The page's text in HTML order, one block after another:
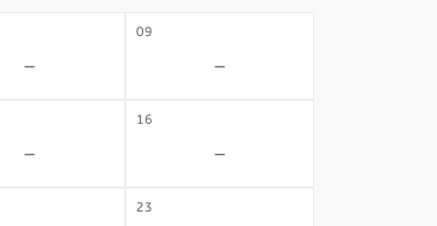
09
-
-
16
-
-
23